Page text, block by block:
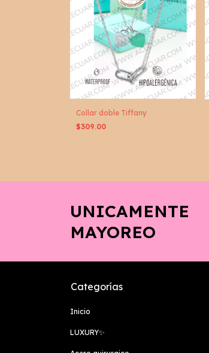
Collar doble Tiffany
$309.00
UNICAMENTE
MAYOREO
Categorías
Inicio
LUXURY✨️